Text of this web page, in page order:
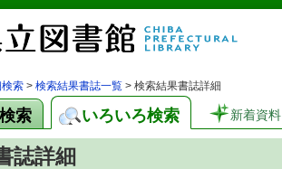
索 > 検索結果書誌一覧 > 検索結果書誌詳細
索 いろいろ検索 新着資料
誌詳細